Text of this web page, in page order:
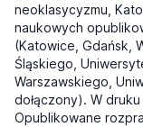
neoklasycyzmu,
naukowych
(Katowice, Gdańsk,
Śląskiego,
Warszawskiego,
dołączony). W
Opublikowane